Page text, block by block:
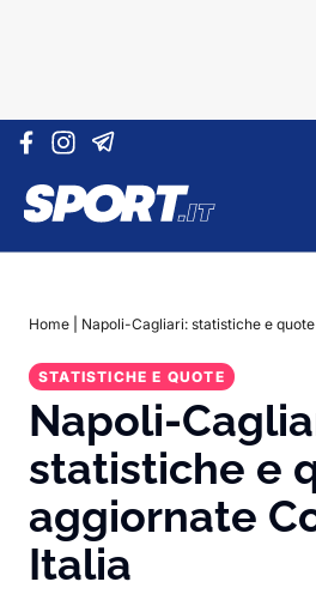
Vai al contenuto
Home Napoli-Cagliari: statistiche e
STATISTICHE E QUOTE
Napoli-
statistiche e
aggiornate
Italia